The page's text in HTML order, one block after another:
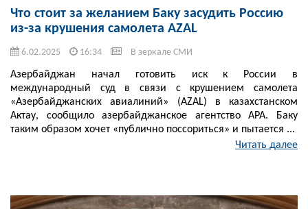
Что стоит за желанием Баку засудить Россию
из-за крушения самолета AZAL
6.02.2025 16:34 В зеркале СМИ
Азербайджан начал готовить иск к России в
международный суд в связи с крушением самолета
«Азербайджанских авиалиний» (AZAL) в казахстанском
Актау, сообщило азербайджанское агентство APA. Баку
таким образом хочет «публично поссориться» и пытается ...
Читать далее